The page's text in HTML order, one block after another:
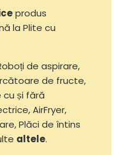
produs
la Plite cu
de aspirare,
de fructe,
cu și fără
AirFryer,
Plăci de întins
altele.